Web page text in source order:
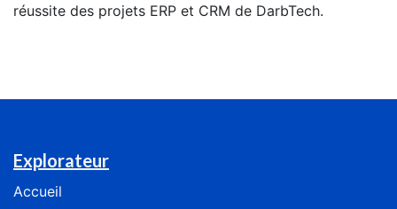
réussite des projets ERP et CRM de DarbTech.
Explorateur
Accueil